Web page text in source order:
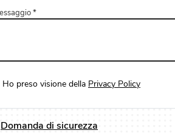
Ho preso visione della Privacy Policy
Domanda di sicurezza